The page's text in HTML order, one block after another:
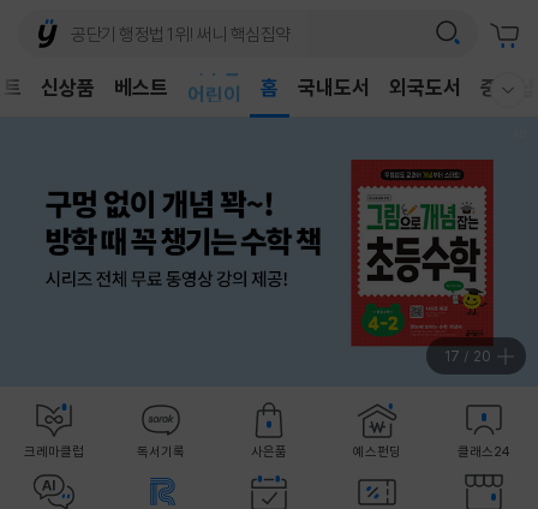
신상품 베스트
어린이
홈 국내도서 외국도서 중고샵
17 / 20
크레마클럽 독서기록 사은품 예스펀딩 클래스24